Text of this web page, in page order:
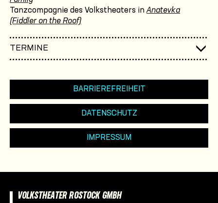
Tanzcompagnie des Volkstheaters in Anatevka
(Fiddler on the Roof)
TERMINE
BARRIEREFREIHEIT
DATENSCHUTZ
IMPRESSUM
VOLKSTHEATER ROSTOCK GMBH